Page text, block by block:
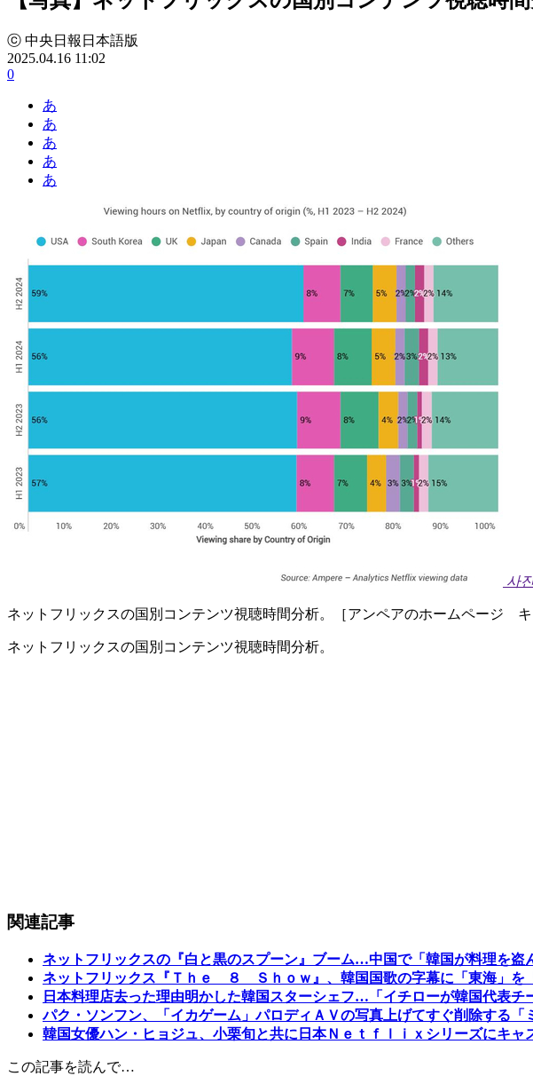
ⓒ 中央日報日本語版
2025.04.16 11:02
0
あ
あ
あ
あ
あ
사
ネットフリックスの国別コンテンツ視聴時間分析。［アンペアのホームページ キ
ネットフリックスの国別コンテンツ視聴時間分析。
関連記事
ネットフリックスの『白と黒のスプーン』ブーム…中国で「韓国が料理を盗
ネットフリックス『Ｔｈｅ ８ Ｓｈｏｗ』、韓国国歌の字幕に「東海」を
日本料理店去った理由明かした韓国スターシェフ…「イチローが韓国代表チ
パク・ソンフン、「イカゲーム」パロディＡＶの写真上げてすぐ削除する「
韓国女優ハン・ヒョジュ、小栗旬と共に日本Ｎｅｔｆｌｉｘシリーズにキャ
この記事を読んで…